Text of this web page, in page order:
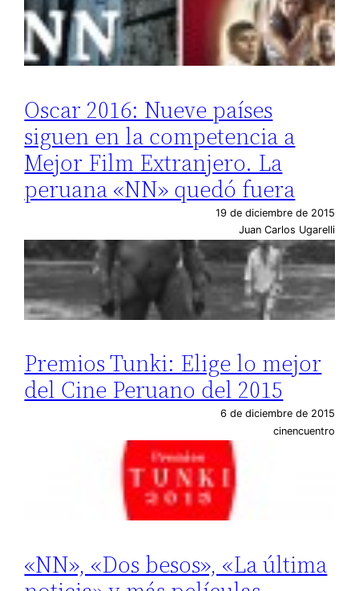
Oscar 2016: Nueve países
siguen en la competencia a
Mejor Film Extranjero. La
peruana «NN» quedó fuera
19 de diciembre de 2015
Juan Carlos Ugarelli
Premios Tunki: Elige lo mejor
del Cine Peruano del 2015
6 de diciembre de 2015
cinencuentro
«NN», «Dos besos», «La última